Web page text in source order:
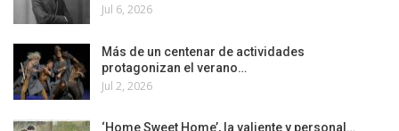
Jul 6, 2026
Más de un centenar de actividades
protagonizan el verano…
Jul 2, 2026
‘Home Sweet Home’, la valiente y personal…